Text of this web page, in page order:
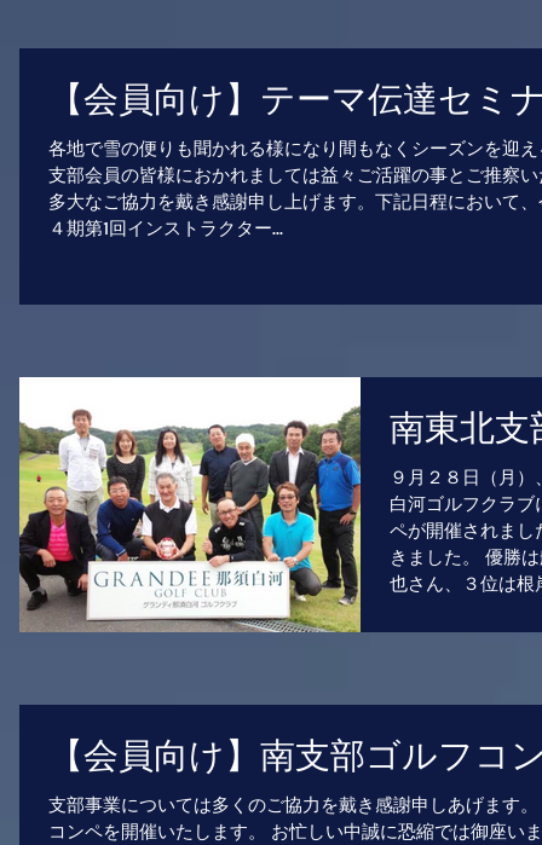
【会員向け】テーマ伝達セミ
各地で雪の便りも聞かれる様になり間もなくシーズンを迎
支部会員の皆様におかれましては益々ご活躍の事とご推察
多大なご協力を戴き感謝申し上げます。下記日程において
４期第1回インストラクター...
南東北
９月２８日（月
白河ゴルフクラ
ペが開催されまし
きました。 優勝
也さん、３位は根
【会員向け】南支部ゴルフコ
支部事業については多くのご協力を戴き感謝申しあげます
コンペを開催いたします。 お忙しい中誠に恐縮では御座い